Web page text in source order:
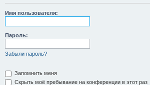
Имя пользователя:
Пароль:
Забыли пароль?
Запомнить меня
Скрыть моё пребывание на конференции в этот раз